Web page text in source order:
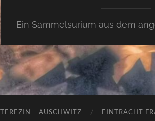
Ein Sammelsurium aus dem
TEREZIN – AUSCHWITZ EINTRACHT